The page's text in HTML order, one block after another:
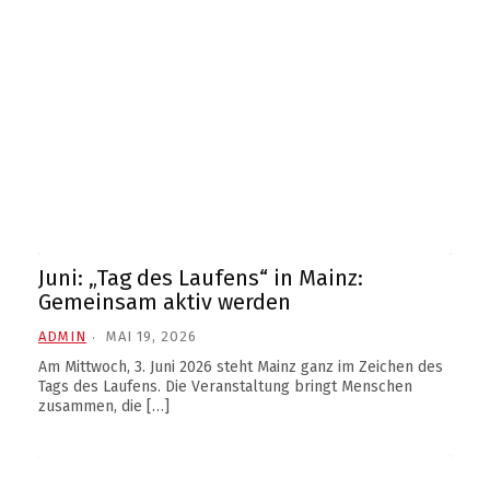
Juni: „Tag des Laufens“ in Mainz:
Gemeinsam aktiv werden
ADMIN MAI 19, 2026
Am Mittwoch, 3. Juni 2026 steht Mainz ganz im Zeichen des
Tags des Laufens. Die Veranstaltung bringt Menschen
zusammen, die […]